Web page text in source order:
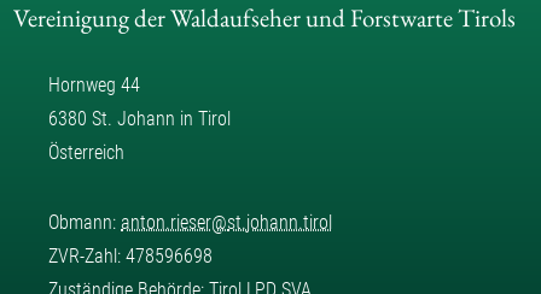
Vereinigung der Waldaufseher und Forstwarte Tirols
Hornweg 44
6380 St. Johann in Tirol
Österreich
Obmann: anton.rieser@st.johann.tirol
ZVR-Zahl: 478596698